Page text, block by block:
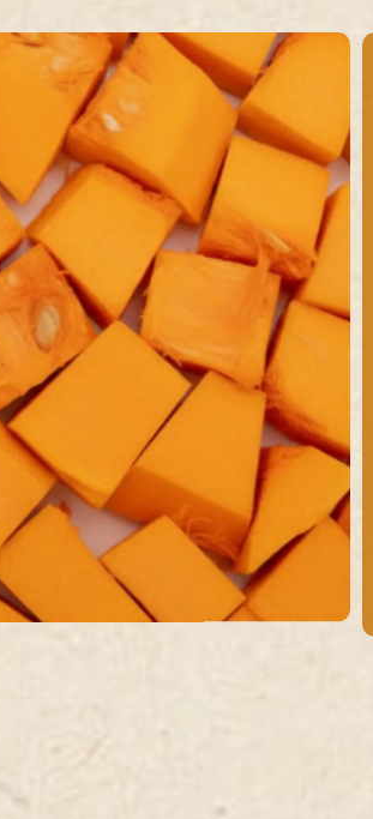
La Tartaruga
Il Filoncino
Il Panino
Super Toast
Panini caldi